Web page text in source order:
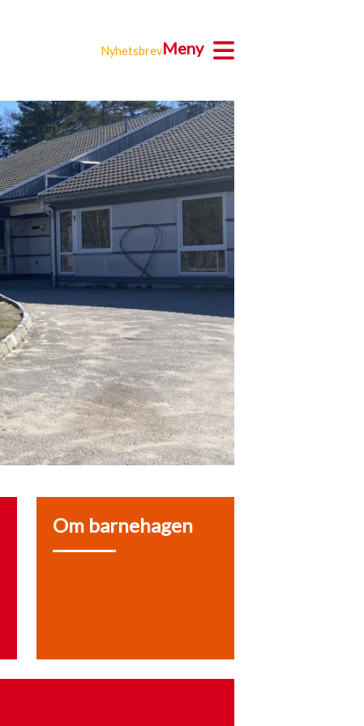
NyhetsbrevMeny
Om barnehagen